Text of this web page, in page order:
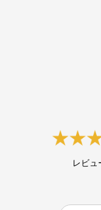
レビュ